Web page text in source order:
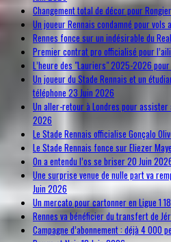
Changement total de décor pour Rongier
Un joueur Rennais condamné pour vols
Rennes fonce sur un indésirable du
Premier contrat pro officialisé pour
L’heure des "Lauriers" 2025-2026
Un joueur du Stade Rennais et un
téléphone 23 Juin 2026
Un aller-retour à Londres pour assister
2026
Le Stade Rennais officialise Gonçalo
Le Stade Rennais fonce sur Eliezer
On a entendu l’os se briser20 Juin
Une surprise venue de nulle part va
Juin 2026
Un mercato pour cartonner en Ligue 1
Rennes va bénéficier du transfert de
Campagne d’abonnement : déjà 4 000